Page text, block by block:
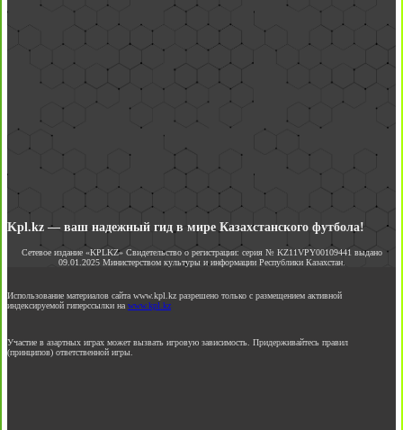
Kpl.kz — ваш надежный гид в мире Казахстанского футбола!
Сетевое издание «KPLKZ» Свидетельство о регистрации: серия № KZ11VPY00109441 выдано
09.01.2025 Министерством культуры и информации Республики Казахстан.
Использование материалов сайта www.kpl.kz разрешено только с размещением активной
индексируемой гиперссылки на www.kpl.kz
Участие в азартных играх может вызвать игровую зависимость. Придерживайтесь правил
(принципов) ответственной игры.